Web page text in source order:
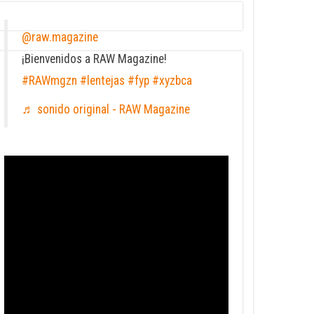
@raw.magazine
¡Bienvenidos a RAW Magazine!
#RAWmgzn #lentejas #fyp #xyzbca
♬ sonido original - RAW Magazine